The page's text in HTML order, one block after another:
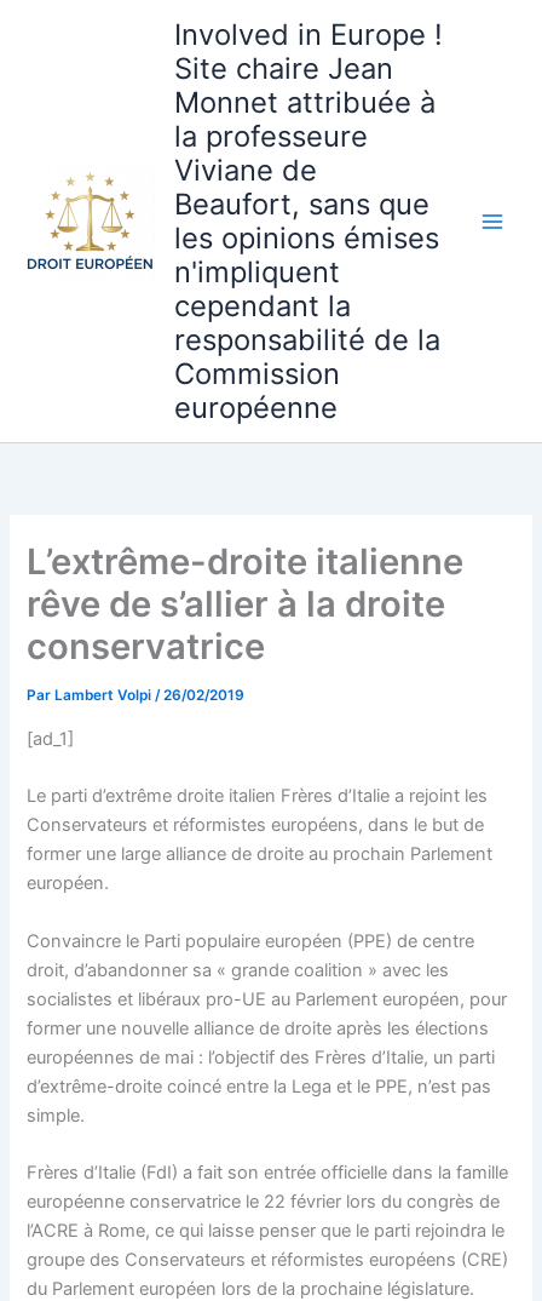
Involved in Europe !
Site chaire Jean
Monnet attribuée à
la professeure
Viviane de
Beaufort, sans que
les opinions émises
n'impliquent
cependant la
responsabilité de la
Commission
européenne
L’extrême-droite italienne
rêve de s’allier à la droite
conservatrice
Par Lambert Volpi/26/02/2019
[ad_1]
Le parti d’extrême droite italien Frères d’Italie a rejoint les
Conservateurs et réformistes européens, dans le but de
former une large alliance de droite au prochain Parlement
européen.
Convaincre le Parti populaire européen (PPE) de centre
droit, d’abandonner sa « grande coalition » avec les
socialistes et libéraux pro-UE au Parlement européen, pour
former une nouvelle alliance de droite après les élections
européennes de mai : l’objectif des Frères d’Italie, un parti
d’extrême-droite coincé entre la Lega et le PPE, n’est pas
simple.
Frères d’Italie (FdI) a fait son entrée officielle dans la famille
européenne conservatrice le 22 février lors du congrès de
l’ACRE à Rome, ce qui laisse penser que le parti rejoindra le
groupe des Conservateurs et réformistes européens (CRE)
du Parlement européen lors de la prochaine législature.